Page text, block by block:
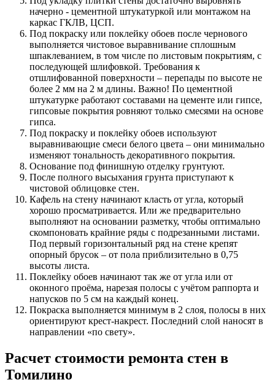
начерно - цементной штукатуркой или монтажом на
каркас ГКЛВ, ЦСП.
Под покраску или поклейку обоев после чернового
выполняется чистовое выравнивание сплошным
шпаклеванием, в том числе по листовым покрытиям, с
последующей шлифовкой. Требования к
отшлифованной поверхности – перепады по высоте не
более 2 мм на 2 м длины. Важно! По цементной
штукатурке работают составами на цементе или гипсе,
гипсовые покрытия ровняют только смесями на основе
гипса.
Под покраску и поклейку обоев используют
выравнивающие смеси белого цвета – они минимально
изменяют тональность декоративного покрытия.
Основание под финишную отделку грунтуют.
После полного высыхания грунта приступают к
чистовой облицовке стен.
Кафель на стену начинают класть от угла, который
хорошо просматривается. Или же предварительно
выполняют на основании разметку, чтобы оптимально
скомпоновать крайние ряды с подрезанными листами.
Под первый горизонтальный ряд на стене крепят
опорный брусок – от пола приблизительно в 0,75
высоты листа.
Поклейку обоев начинают так же от угла или от
оконного проёма, нарезая полосы с учётом раппорта и
напусков по 5 см на каждый конец.
Покраска выполняется минимум в 2 слоя, полосы в них
ориентируют крест-накрест. Последний слой наносят в
направлении «по свету».
Расчет стоимости ремонта стен в
Томилино